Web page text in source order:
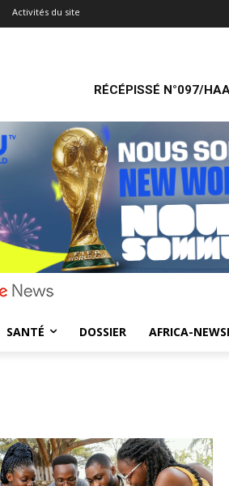
Activités du site
RÉCÉPISSÉ N°097/
SANTÉ DOSSIER AFRICA-